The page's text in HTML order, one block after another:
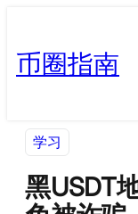
币圈指南
学习
黑USDT